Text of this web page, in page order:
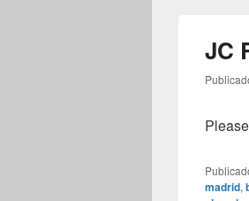
JC
madrid,